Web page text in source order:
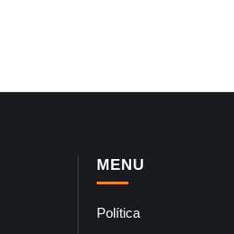
MENU
Política